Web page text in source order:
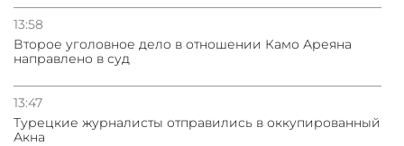
13:58
Второе уголовное дело в отношении Камо Ареяна
направлено в суд
13:47
Турецкие журналисты отправились в оккупированный
Акна